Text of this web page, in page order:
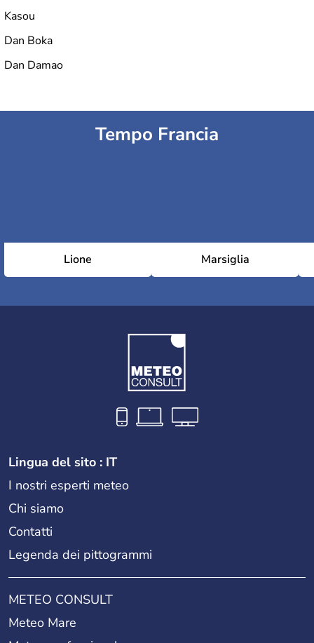
Kasou
Dan Boka
Dan Damao
Tempo Francia
Lione Marsiglia
Lingua del sito : IT
I nostri esperti meteo
Chi siamo
Contatti
Legenda dei pittogrammi
METEO CONSULT
Meteo Mare